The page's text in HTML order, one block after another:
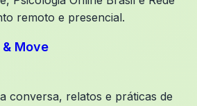
remoto e presencial.
Move
conversa, relatos e práticas de